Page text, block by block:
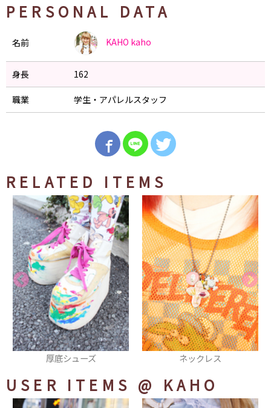
PERSONAL DATA
名前 KAHO kaho
身長 162
職業 学生・アパレルスタッフ
RELATED ITEMS
ネックレス ショルダーバッグ
USER ITEMS @ KAHO